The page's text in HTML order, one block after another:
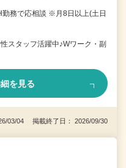
務で応相談 ※月8日以上(土日
スタッフ活躍中♪Wワーク・副
を見る
03/04 掲載終了日： 2026/09/30